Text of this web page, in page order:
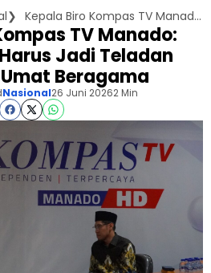
Kepala Biro Kompas TV Manado: Ahmadiyah Harus Jadi Teladan Toleransi Umat Beragama
TV Manado:
Jadi Teladan
Beragama
Nasional26 Juni 20262 Min